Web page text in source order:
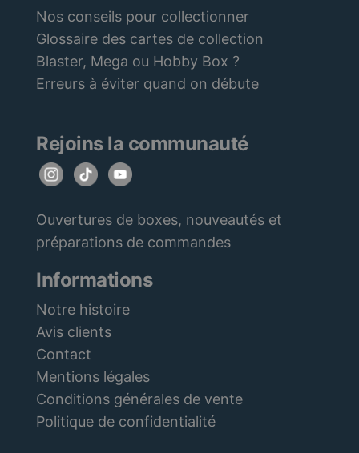
Nos conseils pour collectionner
Glossaire des cartes de collection
Blaster, Mega ou Hobby Box ?
Erreurs à éviter quand on débute
Rejoins la communauté
Ouvertures de boxes, nouveautés et
préparations de commandes
Informations
Notre histoire
Avis clients
Contact
Mentions légales
Conditions générales de vente
Politique de confidentialité